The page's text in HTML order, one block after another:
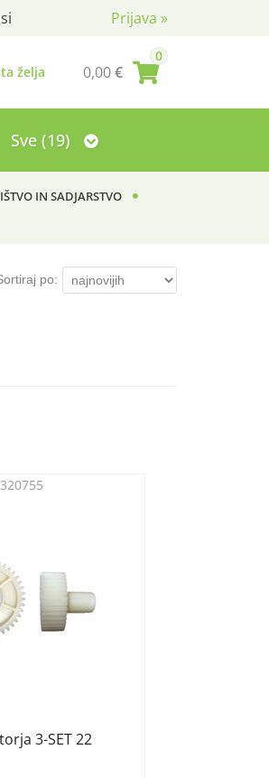
Prijava »
0
0,00€
želja
Sve (19)
IN SADJARSTVO
po:
3-SET 22
320755